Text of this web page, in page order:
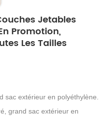
Jetables
Promotion,
Les Tailles
sac extérieur en polyéthylène.
grand sac extérieur en